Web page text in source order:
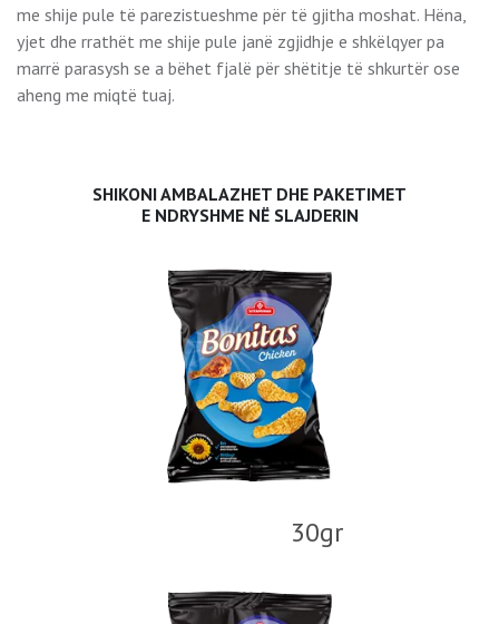
me shije pule të parezistueshme për të gjitha moshat. Hëna,
yjet dhe rrathët me shije pule janë zgjidhje e shkëlqyer pa
marrë parasysh se a bëhet fjalë për shëtitje të shkurtër ose
aheng me miqtë tuaj.
SHIKONI AMBALAZHET DHE PAKETIMET
E NDRYSHME NË SLAJDERIN
30gr